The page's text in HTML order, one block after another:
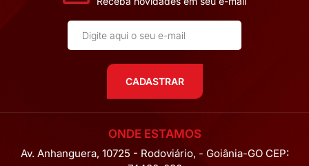
CADASTRAR
ONDE ESTAMOS
Av. Anhanguera, 10725 - Rodoviário, - Goiânia-GO CEP: